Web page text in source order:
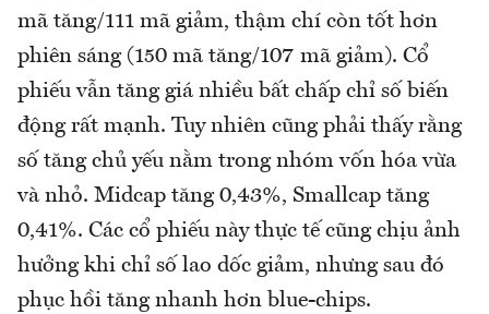
mã tăng/111 mã giảm, thậm chí còn tốt hơn
phiên sáng (150 mã tăng/107 mã giảm). Cổ
phiếu vẫn tăng giá nhiều bất chấp chỉ số biến
động rất mạnh. Tuy nhiên cũng phải thấy rằng
số tăng chủ yếu nằm trong nhóm vốn hóa vừa
và nhỏ. Midcap tăng 0,43%, Smallcap tăng
0,41%. Các cổ phiếu này thực tế cũng chịu ảnh
hưởng khi chỉ số lao dốc giảm, nhưng sau đó
phục hồi tăng nhanh hơn blue-chips.